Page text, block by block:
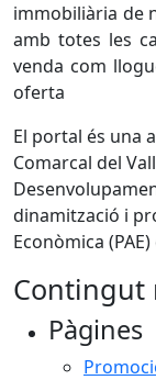
immobiliària de
amb totes les
venda com
oferta
El portal és una
Comarcal del
dinamització i
Econòmica
Contingut
Pàgines